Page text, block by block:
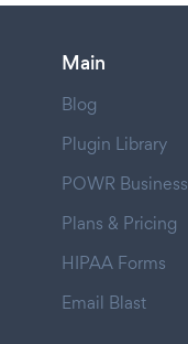
Main
Blog
Plugin Library
POWR Business
Plans & Pricing
HIPAA Forms
Email Blast